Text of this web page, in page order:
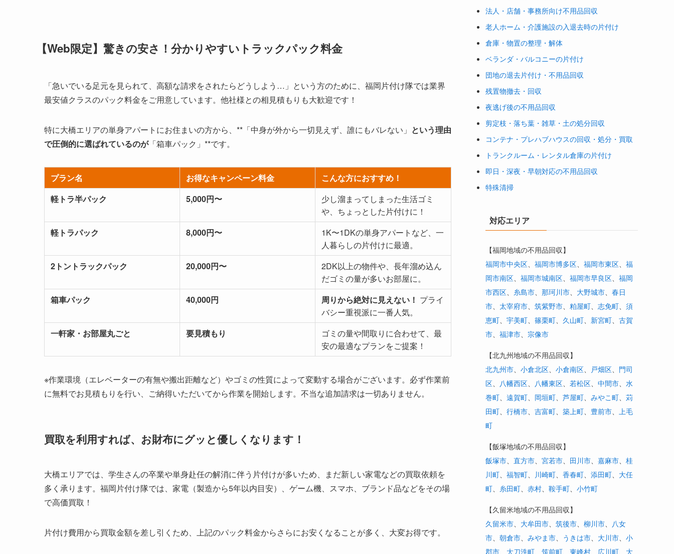
【Web限定】驚きの安さ！分かりやすいトラックパック料金
「急いでいる足元を見られて、高額な請求をされたらどうしよう…」という方のために、福岡片付け隊では業界
最安値クラスのパック料金をご用意しています。他社様との相見積もりも大歓迎です！
特に大橋エリアの単身アパートにお住まいの方から、**「中身が外から一切見えず、誰にもバレない」 という理由
で圧倒的に選ばれているのが「箱車パック」**です。
プラン名 お得なキャンペーン料金
こんな方におすすめ！
軽トラ半パック
5,000円〜
少し溜まってしまった生活ゴミ
や、ちょっとした片付けに！
軽トラパック
8,000円〜
1K〜1DKの単身アパートなど、一
人暮らしの片付けに最適。
2トントラックパック
20,000円〜
2DK以上の物件や、長年溜め込ん
だゴミの量が多いお部屋に。
箱車パック
40,000円 周りから絶対に見えない！ プライ
バシー重視派に一番人気。
一軒家・お部屋丸ごと
要見積もり
ゴミの量や間取りに合わせて、最
安の最適なプランをご提案！
※作業環境（エレベーターの有無や搬出距離など）やゴミの性質によって変動する場合がございます。必ず作業前
に無料でお見積もりを行い、ご納得いただいてから作業を開始します。不当な追加請求は一切ありません。
買取を利用すれば、お財布にグッと優しくなります！
大橋エリアでは、学生さんの卒業や単身赴任の解消に伴う片付けが多いため、まだ新しい家電などの買取依頼を
多く承ります。福岡片付け隊では、家電（製造から5年以内目安）、ゲーム機、スマホ、ブランド品などをその場
で高価買取！
片付け費用から買取金額を差し引くため、上記のパック料金からさらにお安くなることが多く、大変お得です。
法人・店舗・事務所向け不用品回収
老人ホーム・介護施設の入退去時の片付け
倉庫・物置の整理・解体
ベランダ・バルコニーの片付け
団地の退去片付け・不用品回収
残置物撤去・回収
夜逃げ後の不用品回収
剪定枝・落ち葉・雑草・土の処分回収
コンテナ・プレハブハウスの回収・処分・買取
トランクルーム・レンタル倉庫の片付け
即日・深夜・早朝対応の不用品回収
特殊清掃
対応エリア
【福岡地域の不用品回収】
福岡市中央区、 福岡市博多区、 福岡市東区、 福
岡市南区、 福岡市城南区、 福岡市早良区、 福岡
市西区、 糸島市、 那珂川市、 大野城市、 春日
市、 太宰府市、 筑紫野市、 粕屋町、 志免町、 須
恵町、 宇美町、 篠栗町、 久山町、 新宮町、 古賀
市、 福津市、 宗像市
【北九州地域の不用品回収】
北九州市、 小倉北区、 小倉南区、 戸畑区、 門司
区、 八幡西区、 八幡東区、 若松区、 中間市、 水
巻町、 遠賀町、 岡垣町、 芦屋町、 みやこ町、 苅
田町、 行橋市、 吉富町、 築上町、 豊前市、 上毛
町
【飯塚地域の不用品回収】
飯塚市、 直方市、 宮若市、 田川市、 嘉麻市、 桂
川町、 福智町、 川崎町、 香春町、 添田町、 大任
町、 糸田町、 赤村、 鞍手町、 小竹町
【久留米地域の不用品回収】
久留米市、 大牟田市、 筑後市、 柳川市、 八女
市、 朝倉市、 みやま市、 うきは市、 大川市、 小
郡市
大刀洗町 筑前町 東峰村 広川町 大